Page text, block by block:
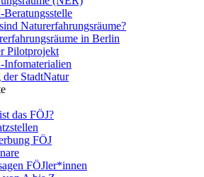
Naturerfahrungsräume?
in Berlin
Pilotprojekt
Infomaterialien
der StadtNatur
das FÖJ?
FÖJ
FÖJler*innen